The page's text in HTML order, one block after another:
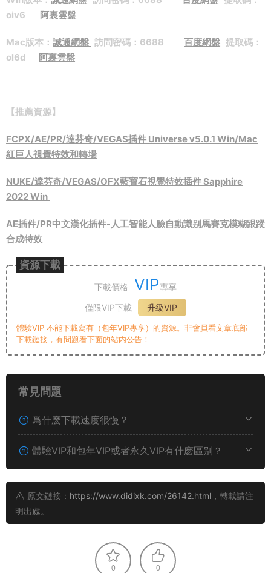
oiv6
阿裏雲盤
Mac版本： 誠通網盤 訪問密碼：6688 百度網盤 提取碼：
ol6d 阿裏雲盤
【推薦資源】
FCPX/AE/PR/達芬奇/VEGAS插件 Universe v5.0.1 Win/Mac
紅巨人視覺特效和轉場
NUKE/達芬奇/VEGAS/OFX藍寶石視覺特效插件 Sapphire
2022 Win
AE插件/PR中文漢化插件-人工智能人臉自動識别馬賽克模糊跟蹤
合成特效
資源下載
下載價格 VIP專享
僅限VIP下載
升級VIP
體驗VIP 不能下載寫有（包年VIP專享）的資源。非會員看文章底部
下載鏈接，有問題看下面的站内公告！
常見問題
爲什麽下載速度很慢？
體驗VIP和包年VIP或者永久VIP有什麽區别？
原文鏈接： https://www.didixk.com/26142.html ，轉載請注
明出處。
0 0